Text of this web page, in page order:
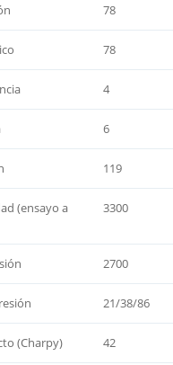
78
78
4
6
119
(ensayo a
3300
2700
21/38/86
(Charpy) 42